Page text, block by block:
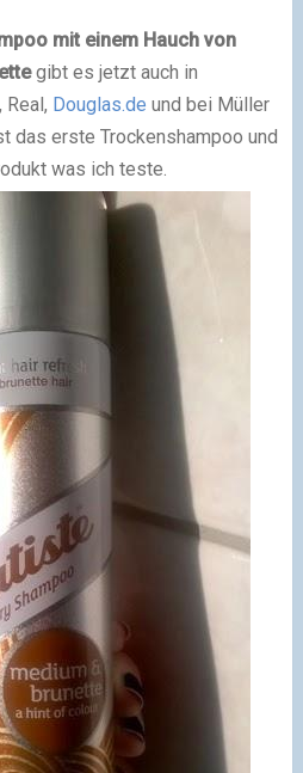
mit einem Hauch von
gibt es jetzt auch in
Douglas.de und bei Müller
das erste Trockenshampoo und
was ich teste.